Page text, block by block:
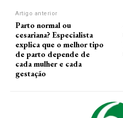
Artigo anterior
Parto normal ou
cesariana? Especialista
explica que o melhor tipo
de parto depende de
cada mulher e cada
gestação